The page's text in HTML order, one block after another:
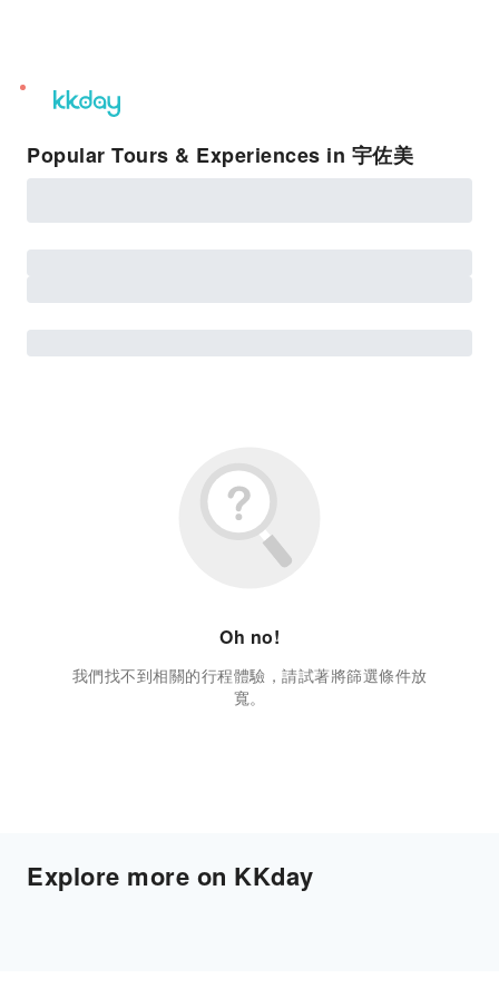
unread
notifications
Popular Tours & Experiences in 宇佐美
Oh no!
我們找不到相關的行程體驗，請試著將篩選條件放
寬。
Explore more on KKday